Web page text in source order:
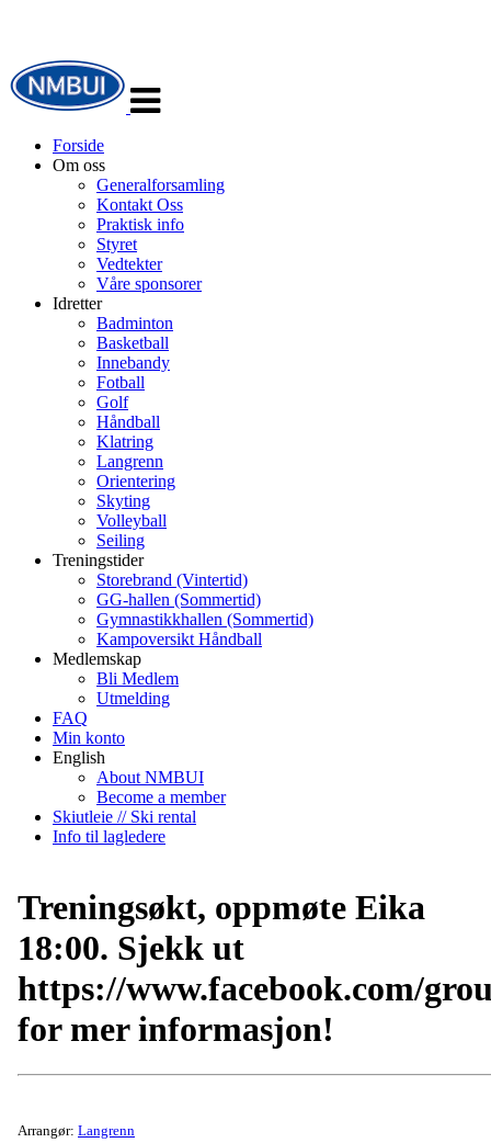
navigasjon
Forside
Om oss
Generalforsamling
Kontakt Oss
Praktisk info
Styret
Vedtekter
Våre sponsorer
Idretter
Badminton
Basketball
Innebandy
Fotball
Golf
Håndball
Klatring
Langrenn
Orientering
Skyting
Volleyball
Seiling
Treningstider
Storebrand (Vintertid)
GG-hallen (Sommertid)
Gymnastikkhallen (Sommertid)
Kampoversikt Håndball
Medlemskap
Bli Medlem
Utmelding
FAQ
Min konto
English
About NMBUI
Become a member
Skiutleie // Ski rental
Info til lagledere
Treningsøkt, oppmøte Eika
18:00. Sjekk ut
https://www.facebook.com/
for mer informasjon!
Arrangør: Langrenn